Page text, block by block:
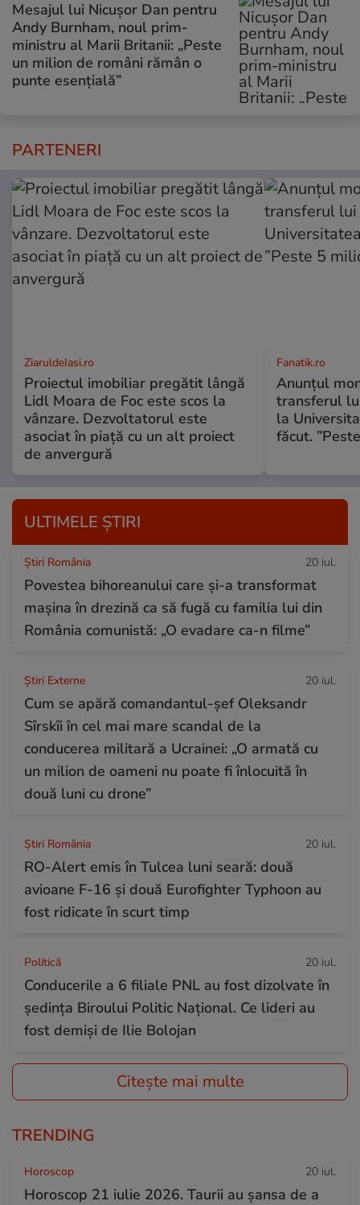
Mesajul lui Nicușor Dan pentru
Andy Burnham, noul prim-
ministru al Marii Britanii: „Peste
un milion de români rămân o
punte esențială”
PARTENERI
ZiaruldeIasi.ro
Proiectul imobiliar pregătit lângă
Lidl Moara de Foc este scos la
vânzare. Dezvoltatorul este
asociat în piață cu un alt proiect
de anvergură
Fanatik.ro
Anunțul
transferul
la
făcut.
ULTIMELE ȘTIRI
Știri România 20 iul.
Povestea bihoreanului care și-a transformat
mașina în drezină ca să fugă cu familia lui din
România comunistă: „O evadare ca-n filme”
Știri Externe 20 iul.
Cum se apără comandantul-șef Oleksandr
Sîrskîi în cel mai mare scandal de la
conducerea militară a Ucrainei: „O armată cu
un milion de oameni nu poate fi înlocuită în
două luni cu drone”
Știri România 20 iul.
RO-Alert emis în Tulcea luni seară: două
avioane F-16 și două Eurofighter Typhoon au
fost ridicate în scurt timp
Politică 20 iul.
Conducerile a 6 filiale PNL au fost dizolvate în
ședința Biroului Politic Național. Ce lideri au
fost demiși de Ilie Bolojan
Citește mai multe
TRENDING
Horoscop 20 iul.
Horoscop 21 iulie 2026. Taurii au șansa de a